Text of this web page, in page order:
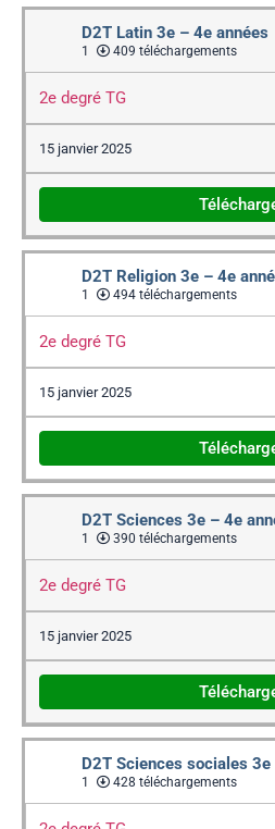
D2T Latin 3e – 4e années
1 409 téléchargements
2e degré TG
15 janvier 2025
D2T Religion 3e – 4e
1 494 téléchargements
2e degré TG
15 janvier 2025
D2T Sciences 3e – 4e
1 390 téléchargements
2e degré TG
15 janvier 2025
D2T Sciences sociales 3e
1 428 téléchargements